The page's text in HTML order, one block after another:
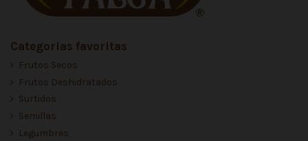
Categorias favoritas
Frutos Secos
Frutos Deshidratados
Surtidos
Semillas
Legumbres